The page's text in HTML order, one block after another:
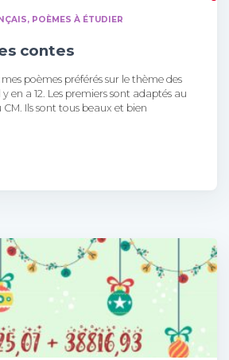
POÈMES À ÉTUDIER
contes
poèmes préférés sur le thème des
en a 12. Les premiers sont adaptés au
CM. Ils sont tous beaux et bien